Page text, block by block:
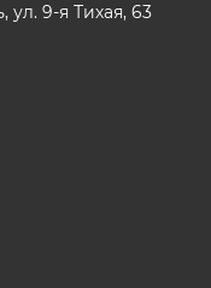
ул. 9-я Тихая, 63